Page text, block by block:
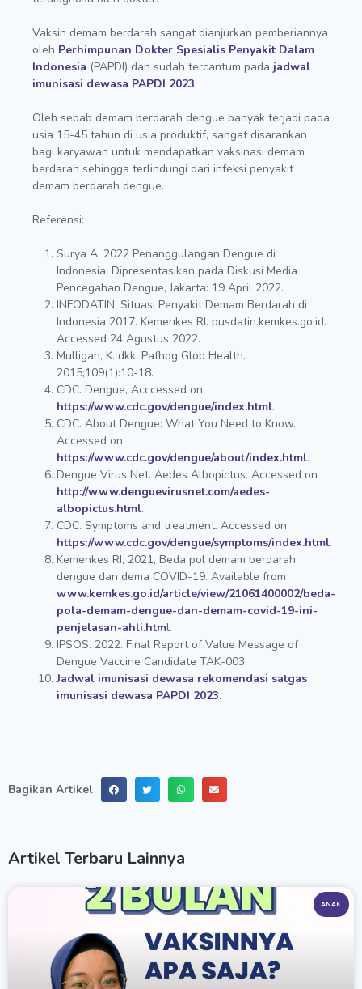
Vaksin demam berdarah sangat dianjurkan pemberiannya
oleh Perhimpunan Dokter Spesialis Penyakit Dalam
Indonesia (PAPDI) dan sudah tercantum pada jadwal
imunisasi dewasa PAPDI 2023.
Oleh sebab demam berdarah dengue banyak terjadi pada
usia 15-45 tahun di usia produktif, sangat disarankan
bagi karyawan untuk mendapatkan vaksinasi demam
berdarah sehingga terlindungi dari infeksi penyakit
demam berdarah dengue.
Referensi:
Surya A. 2022 Penanggulangan Dengue di
Indonesia. Dipresentasikan pada Diskusi Media
Pencegahan Dengue, Jakarta: 19 April 2022.
INFODATIN. Situasi Penyakit Demam Berdarah di
Indonesia 2017. Kemenkes RI. pusdatin.kemkes.go.id.
Accessed 24 Agustus 2022.
Mulligan, K. dkk. Pafhog Glob Health.
2015;109(1):10-18.
CDC. Dengue, Acccessed on
https://www.cdc.gov/dengue/index.html.
CDC. About Dengue: What You Need to Know.
Accessed on
https://www.cdc.gov/dengue/about/index.html.
Dengue Virus Net. Aedes Albopictus. Accessed on
http://www.denguevirusnet.com/aedes-
albopictus.html.
CDC. Symptoms and treatment. Accessed on
https://www.cdc.gov/dengue/symptoms/index.html.
Kemenkes RI, 2021, Beda pol demam berdarah
dengue dan dema COVID-19. Available from
www.kemkes.go.id/article/view/21061400002/beda-
pola-demam-dengue-dan-demam-covid-19-ini-
penjelasan-ahli.html.
IPSOS. 2022. Final Report of Value Message of
Dengue Vaccine Candidate TAK-003.
Jadwal imunisasi dewasa rekomendasi satgas
imunisasi dewasa PAPDI 2023.
Bagikan Artikel
Artikel Terbaru Lainnya
ANAK